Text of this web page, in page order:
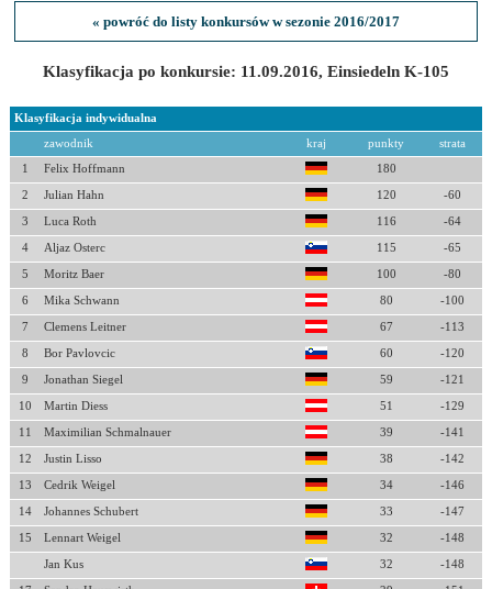
« powróć do listy konkursów w sezonie 2016/2017
Klasyfikacja po konkursie: 11.09.2016, Einsiedeln K-105
Klasyfikacja indywidualna
zawodnik kraj punkty strata
1 Felix Hoffmann 180
2 Julian Hahn 120 -60
3 Luca Roth 116 -64
4 Aljaz Osterc 115 -65
5 Moritz Baer 100 -80
6 Mika Schwann 80 -100
7 Clemens Leitner 67 -113
8 Bor Pavlovcic 60 -120
9 Jonathan Siegel 59 -121
10 Martin Diess 51 -129
11 Maximilian Schmalnauer 39 -141
12 Justin Lisso 38 -142
13 Cedrik Weigel 34 -146
14 Johannes Schubert 33 -147
15 Lennart Weigel 32 -148
Jan Kus 32 -148